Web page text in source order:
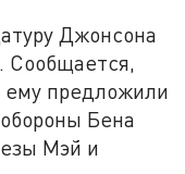
Джонсона
Сообщается,
ему предложили
Бена
Мэй и